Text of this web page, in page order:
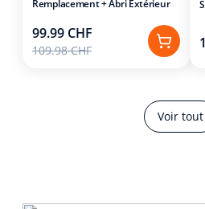
Voir tout
Remplacement + Abri Extérieur
99.99 CHF
109.98 CHF